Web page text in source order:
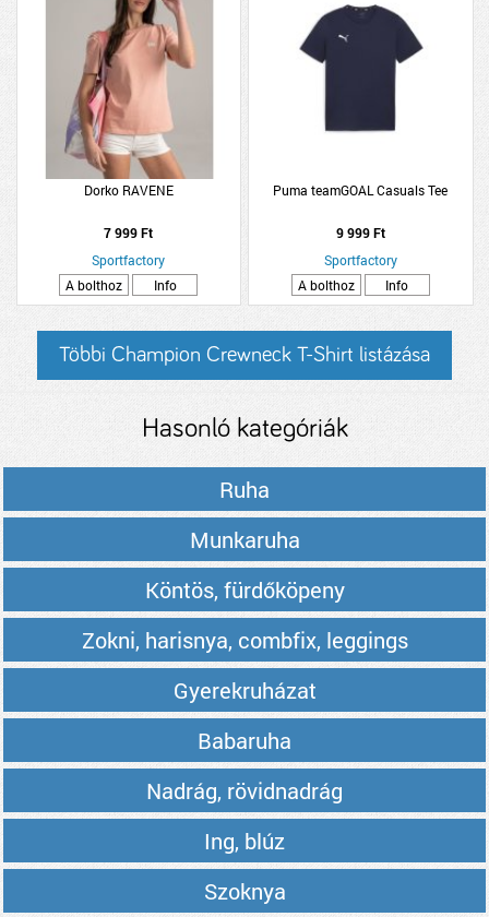
Dorko RAVENE
7 999 Ft
Sportfactory
A bolthoz
Info
Puma teamGOAL Casuals Tee
9 999 Ft
Sportfactory
A bolthoz
Info
Többi Champion Crewneck T-Shirt listázása
Hasonló kategóriák
Ruha
Munkaruha
Köntös, fürdőköpeny
Zokni, harisnya, combfix, leggings
Gyerekruházat
Babaruha
Nadrág, rövidnadrág
Ing, blúz
Szoknya